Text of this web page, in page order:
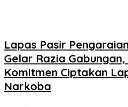
Lapas Pasir
Gelar Razia
Komitmen Ciptakan
Narkoba